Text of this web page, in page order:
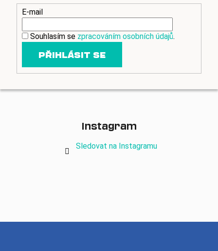
E-mail
Souhlasím se zpracováním osobních údajů.
PŘIHLÁSIT SE
Instagram
Sledovat na Instagramu